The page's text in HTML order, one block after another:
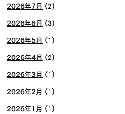
2026年7月 (2)
2026年6月 (3)
2026年5月 (1)
2026年4月 (2)
2026年3月 (1)
2026年2月 (1)
2026年1月 (1)